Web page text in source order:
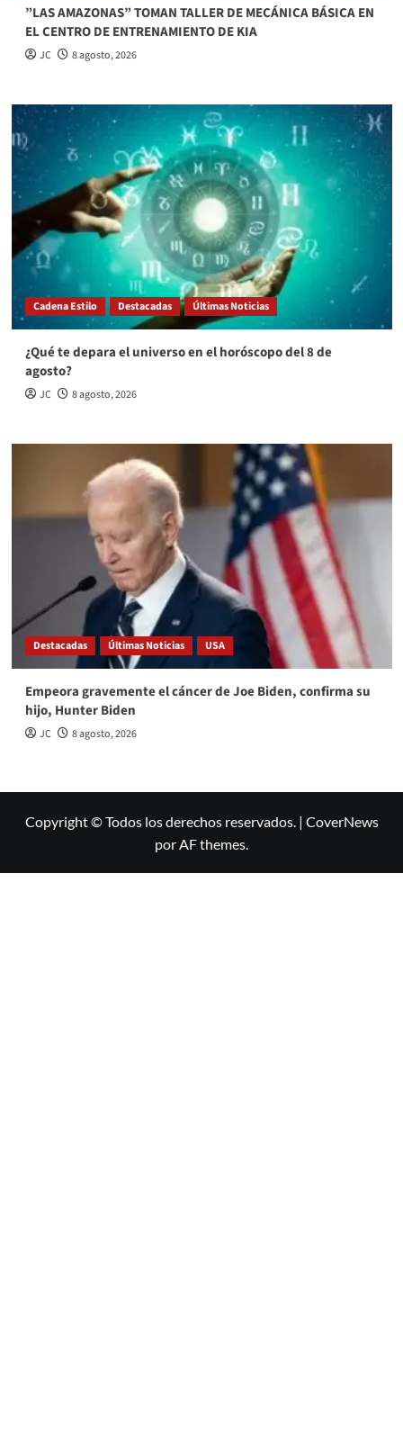
”LAS AMAZONAS” TOMAN TALLER DE MECÁNICA BÁSICA EN
EL CENTRO DE ENTRENAMIENTO DE KIA
JC 8 agosto, 2026
Cadena Estilo Destacadas Últimas Noticias
¿Qué te depara el universo en el horóscopo del 8 de
agosto?
JC 8 agosto, 2026
Destacadas Últimas Noticias USA
Empeora gravemente el cáncer de Joe Biden, confirma su
hijo, Hunter Biden
JC 8 agosto, 2026
Copyright © Todos los derechos reservados. | CoverNews
por AF themes.